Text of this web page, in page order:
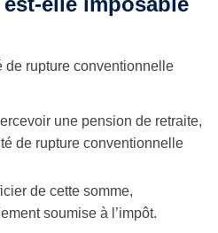
de rupture conventionnelle
une pension de retraite,
de rupture conventionnelle
de cette somme,
soumise à l’impôt.